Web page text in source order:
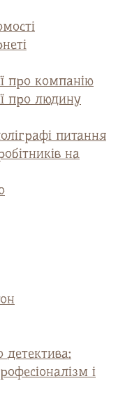
про компанію
про людину
питання
на
детектива:
і